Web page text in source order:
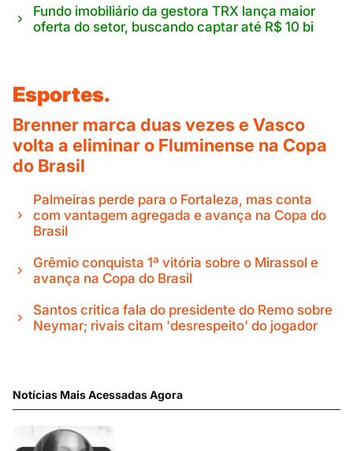
Fundo imobiliário da gestora TRX lança maior
oferta do setor, buscando captar até R$ 10 bi
Esportes.
Brenner marca duas vezes e Vasco
volta a eliminar o Fluminense na Copa
do Brasil
Palmeiras perde para o Fortaleza, mas conta
com vantagem agregada e avança na Copa do
Brasil
Grêmio conquista 1ª vitória sobre o Mirassol e
avança na Copa do Brasil
Santos critica fala do presidente do Remo sobre
Neymar; rivais citam 'desrespeito' do jogador
Notícias Mais Acessadas Agora